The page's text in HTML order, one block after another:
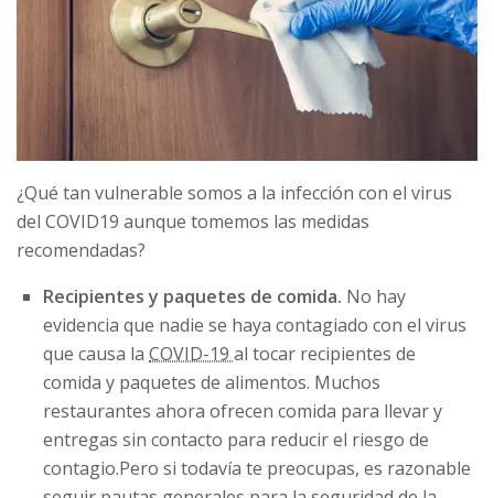
¿Qué tan vulnerable somos a la infección con el virus
del COVID19 aunque tomemos las medidas
recomendadas?
Recipientes y paquetes de comida. No hay
evidencia que nadie se haya contagiado con el virus
que causa la COVID-19 al tocar recipientes de
comida y paquetes de alimentos. Muchos
restaurantes ahora ofrecen comida para llevar y
entregas sin contacto para reducir el riesgo de
contagio.Pero si todavía te preocupas, es razonable